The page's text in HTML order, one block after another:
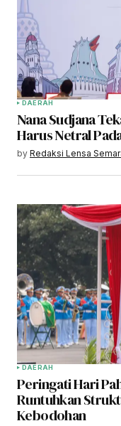
DAERAH
Nana Sudjana
Harus Netral
by Redaksi Lensa
DAERAH
Peringati Hari
Runtuhkan
Kebodohan